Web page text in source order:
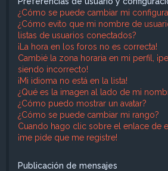
¿Cómo se puede cambiar mi
¿Cómo evito que mi nombre de
listas de usuarios conectados?
¡La hora en los foros no es correcta!
Cambié la zona horaria en mi perfil,
siendo incorrecto!
¡Mi idioma no está en la lista!
¿Qué es la imagen al lado de mi
¿Cómo puedo mostrar un avatar?
¿Cómo se puede cambiar mi rango?
Cuando hago clic sobre el enlace de
¡me pide que me registre!
Publicación de mensajes